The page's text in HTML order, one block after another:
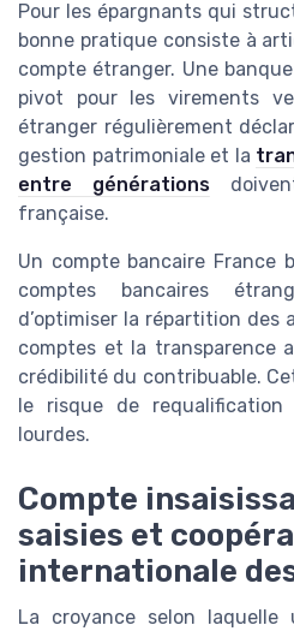
Pour les épargnants qui
bonne pratique consiste à
compte étranger. Une
pivot pour les virements
étranger régulièrement
gestion patrimoniale et la
entre générations
française.
Un compte bancaire France
comptes bancaires
d’optimiser la répartition des
comptes et la transparence
crédibilité du contribuable.
le risque de
lourdes.
Compte
saisies et
internationale
La croyance selon laquelle